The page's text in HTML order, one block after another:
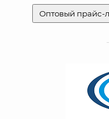
Оптовый прайс-